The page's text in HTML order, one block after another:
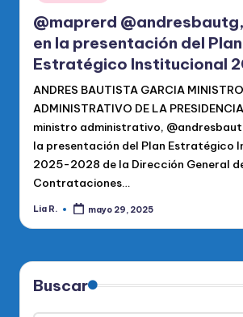
d
el
P
R
M
@maprerd
en la presentación del Plan
Estratégico Institucional
ANDRES BAUTISTA GARCIA MINISTRO
ADMINISTRATIVO DE LA
ministro administrativo,
la presentación del Plan Estratégico
2025-2028 de la Dirección General
Contrataciones…
Publicado
Lia R. mayo 29, 2025
Buscar